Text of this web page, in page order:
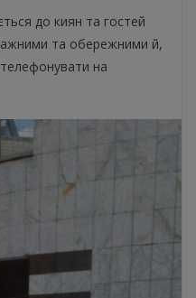
до киян та гостей
та обережними й,
телефонувати на